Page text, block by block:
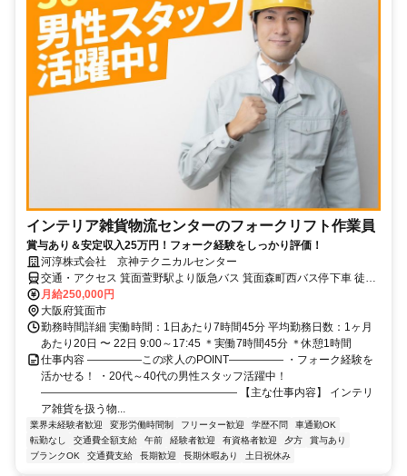
インテリア雑貨物流センターのフォークリフト作業員
賞与あり＆安定収入25万円！フォーク経験をしっかり評価！
河淳株式会社 京神テクニカルセンター
交通・アクセス 箕面萱野駅より阪急バス 箕面森町西バス停下車 徒歩
5分 ★車通勤可
月給250,000円
大阪府箕面市
勤務時間詳細 実働時間：1日あたり7時間45分 平均勤務日数：1ヶ月
あたり20日 〜 22日 9:00～17:45 ＊実働7時間45分 ＊休憩1時間
仕事内容 ―――――この求人のPOINT――――― ・フォーク経験を
活かせる！ ・20代～40代の男性スタッフ活躍中！
―――――――――――――――――― 【主な仕事内容】 インテリ
ア雑貨を扱う物...
業界未経験者歓迎 変形労働時間制 フリーター歓迎 学歴不問
車通勤OK
転勤なし
交通費全額支給 午前 経験者歓迎 有資格者歓迎 夕方
賞与あり
ブランクOK
交通費支給 長期歓迎 長期休暇あり 土日祝休み